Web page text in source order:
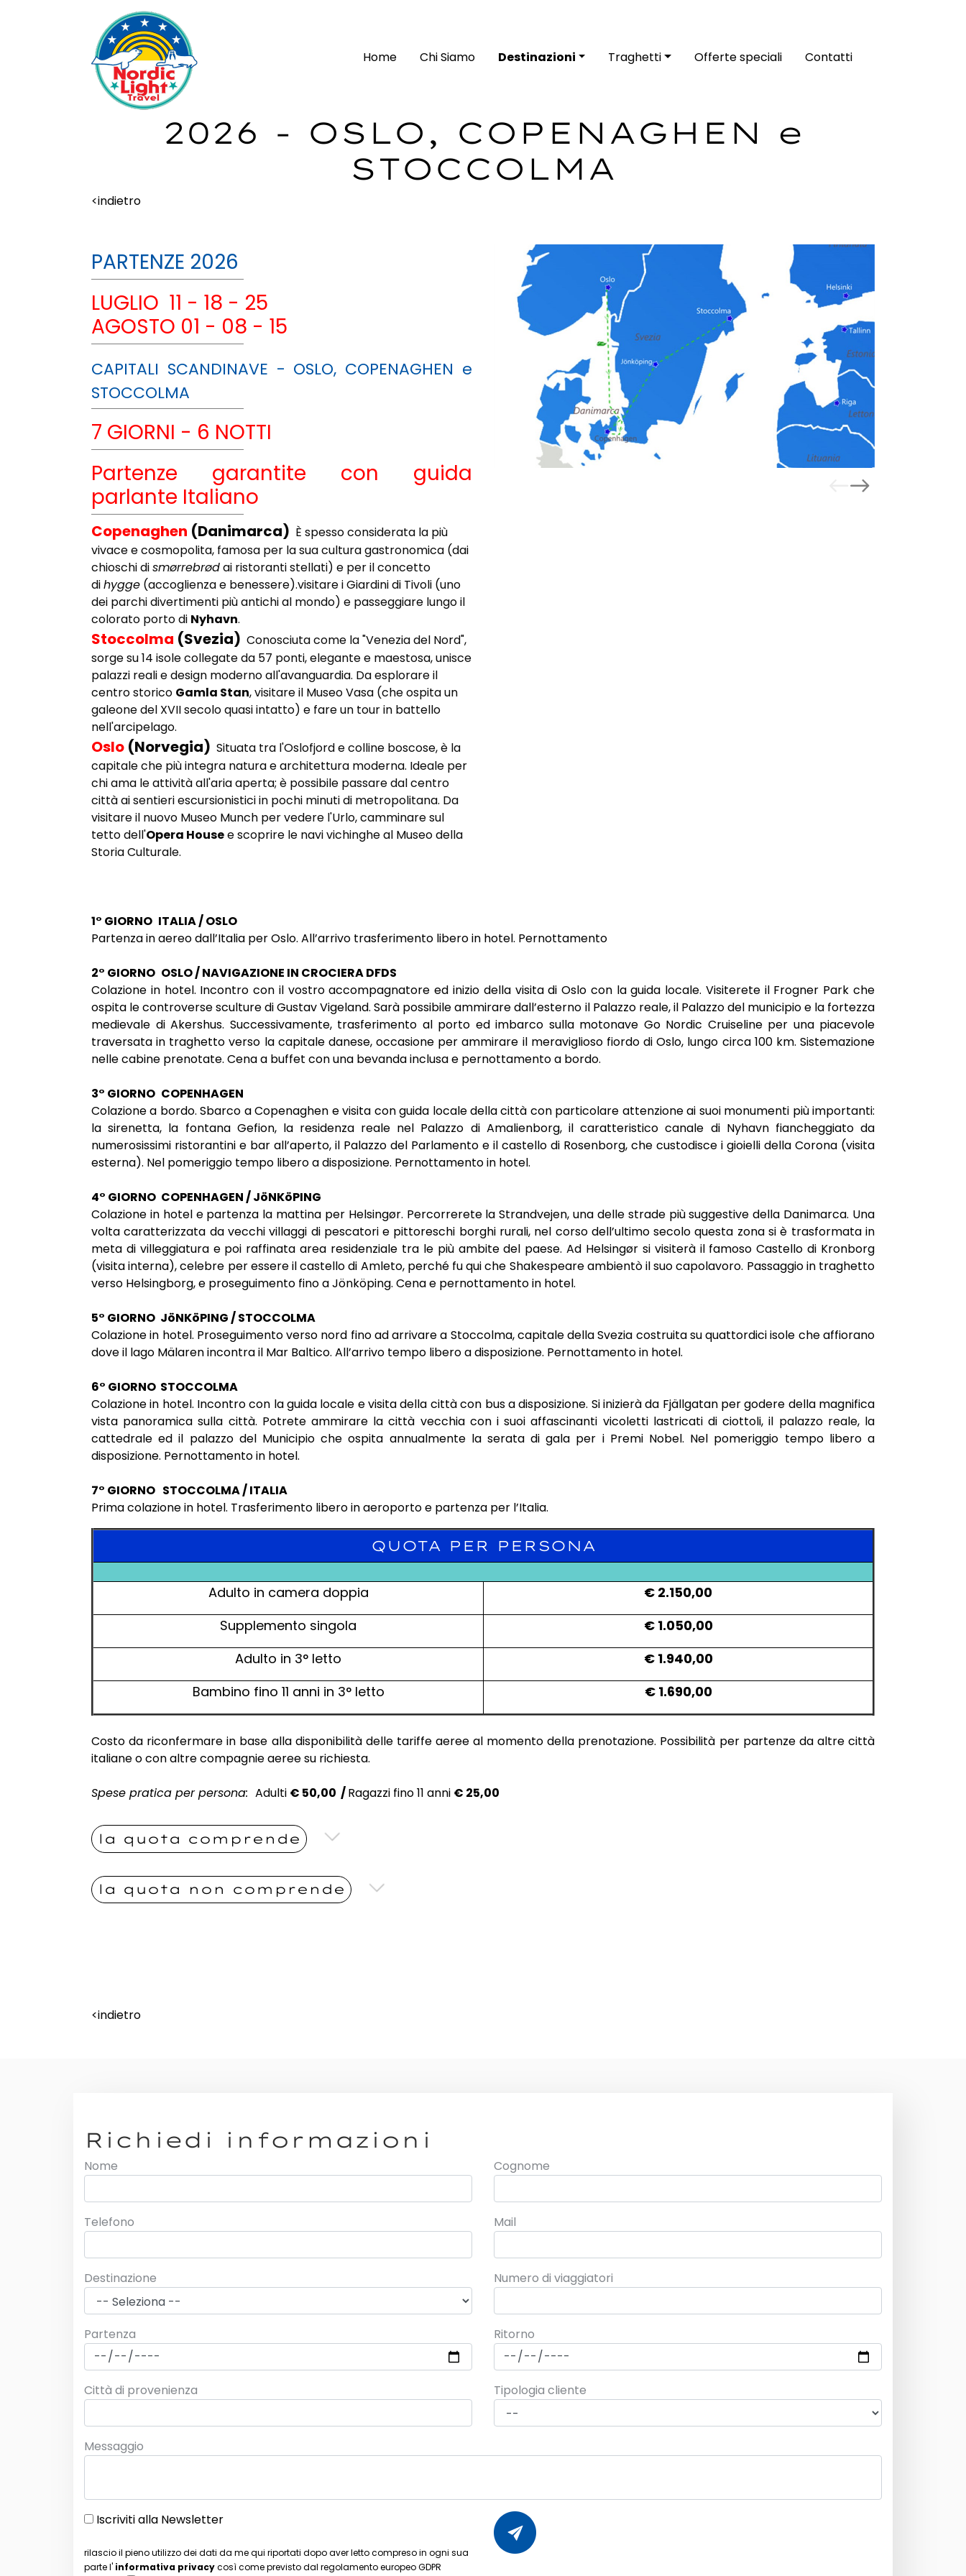
Home Chi Siamo Destinazioni Traghetti Offerte speciali Contatti
2026 - OSLO, COPENAGHEN e
STOCCOLMA
<indietro
PARTENZE 2026
LUGLIO 11 - 18 - 25
AGOSTO 01 - 08 - 15
CAPITALI SCANDINAVE - OSLO, COPENAGHEN e
STOCCOLMA
7 GIORNI - 6 NOTTI
Partenze garantite con guida
parlante Italiano
Copenaghen (Danimarca) È spesso considerata la più
vivace e cosmopolita, famosa per la sua cultura gastronomica (dai
chioschi dismørrebrødai ristoranti stellati) e per il concetto
dihygge (accoglienza e benessere).visitare i Giardini di Tivoli (uno
dei parchi divertimenti più antichi al mondo) e passeggiare lungo il
colorato porto di Nyhavn.
Stoccolma (Svezia) Conosciuta come la "Venezia del Nord",
sorge su 14 isole collegate da 57 ponti, elegante e maestosa, unisce
palazzi reali e design moderno all'avanguardia. Da esplorare il
centro storico Gamla Stan, visitare il Museo Vasa (che ospita un
galeone del XVII secolo quasi intatto) e fare un tour in battello
nell'arcipelago.
Oslo (Norvegia) Situata tra l'Oslofjord e colline boscose, è la
capitale che più integra natura e architettura moderna. Ideale per
chi ama le attività all'aria aperta; è possibile passare dal centro
città ai sentieri escursionistici in pochi minuti di metropolitana. Da
visitare il nuovo Museo Munch per vedere l'Urlo, camminare sul
tetto dell'Opera Housee scoprire le navi vichinghe al Museo della
Storia Culturale.
1° GIORNO ITALIA / OSLO
Partenza in aereo dall’Italia per Oslo. All’arrivo trasferimento libero in hotel. Pernottamento
2° GIORNO OSLO / NAVIGAZIONE IN CROCIERA DFDS
Colazione in hotel. Incontro con il vostro accompagnatore ed inizio della visita di Oslo con la guida locale. Visiterete il Frogner Park che
ospita le controverse sculture di Gustav Vigeland. Sarà possibile ammirare dall’esterno il Palazzo reale, il Palazzo del municipio e la fortezza
medievale di Akershus. Successivamente, trasferimento al porto ed imbarco sulla motonave Go Nordic Cruiseline per una piacevole
traversata in traghetto verso la capitale danese, occasione per ammirare il meraviglioso fiordo di Oslo, lungo circa 100 km. Sistemazione
nelle cabine prenotate. Cena a buffet con una bevanda inclusa e pernottamento a bordo.
3° GIORNO COPENHAGEN
Colazione a bordo. Sbarco a Copenaghen e visita con guida locale della città con particolare attenzione ai suoi monumenti più importanti:
la sirenetta, la fontana Gefion, la residenza reale nel Palazzo di Amalienborg, il caratteristico canale di Nyhavn fiancheggiato da
numerosissimi ristorantini e bar all’aperto, il Palazzo del Parlamento e il castello di Rosenborg, che custodisce i gioielli della Corona (visita
esterna). Nel pomeriggio tempo libero a disposizione. Pernottamento in hotel.
4° GIORNO COPENHAGEN / JöNKöPING
Colazione in hotel e partenza la mattina per Helsingør. Percorrerete la Strandvejen, una delle strade più suggestive della Danimarca. Una
volta caratterizzata da vecchi villaggi di pescatori e pittoreschi borghi rurali, nel corso dell’ultimo secolo questa zona si è trasformata in
meta di villeggiatura e poi raffinata area residenziale tra le più ambite del paese. Ad Helsingør si visiterà il famoso Castello di Kronborg
(visita interna), celebre per essere il castello di Amleto, perché fu qui che Shakespeare ambientò il suo capolavoro. Passaggio in traghetto
verso Helsingborg, e proseguimento fino a Jönköping. Cena e pernottamento in hotel.
5° GIORNO JöNKöPING / STOCCOLMA
Colazione in hotel. Proseguimento verso nord fino ad arrivare a Stoccolma, capitale della Svezia costruita su quattordici isole che affiorano
dove il lago Mälaren incontra il Mar Baltico. All’arrivo tempo libero a disposizione. Pernottamento in hotel.
6° GIORNO STOCCOLMA
Colazione in hotel. Incontro con la guida locale e visita della città con bus a disposizione. Si inizierà da Fjällgatan per godere della magnifica
vista panoramica sulla città. Potrete ammirare la città vecchia con i suoi affascinanti vicoletti lastricati di ciottoli, il palazzo reale, la
cattedrale ed il palazzo del Municipio che ospita annualmente la serata di gala per i Premi Nobel. Nel pomeriggio tempo libero a
disposizione. Pernottamento in hotel.
7° GIORNO STOCCOLMA / ITALIA
Prima colazione in hotel. Trasferimento libero in aeroporto e partenza per l’Italia.
QUOTA PER PERSONA
Adulto in camera doppia
€ 2.150,00
Supplemento singola
€ 1.050,00
Adulto in 3° letto
€ 1.940,00
Bambino fino 11 anni in 3° letto
€ 1.690,00
Costo da riconfermare in base alla disponibilità delle tariffe aeree al momento della prenotazione. Possibilità per partenze da altre città
italiane o con altre compagnie aeree su richiesta.
Spese pratica per persona: Adulti € 50,00 /Ragazzi fino 11 anni € 25,00
la quota comprende
la quota non comprende
<indietro
Richiedi informazioni
Nome
Telefono
Destinazione
Partenza
Città di provenienza
Cognome
Mail
Numero di viaggiatori
Ritorno
Tipologia cliente
Messaggio
Iscriviti alla Newsletter
rilascio il pieno utilizzo dei dati da me qui riportati dopo aver letto compreso in ogni sua
parte l' informativa privacycosì come previsto dal regolamento europeo GDPR